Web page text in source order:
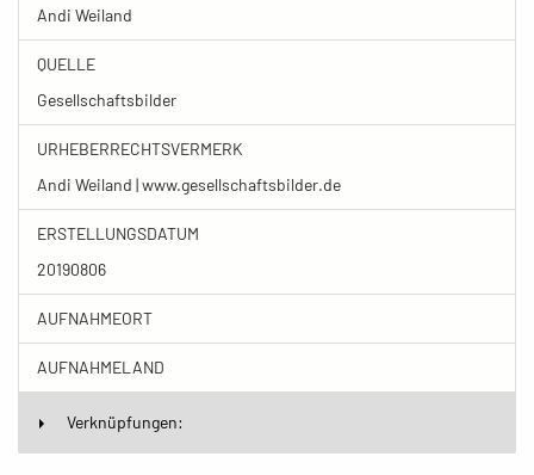
Andi Weiland
QUELLE
Gesellschaftsbilder
URHEBERRECHTSVERMERK
Andi Weiland | www.gesellschaftsbilder.de
ERSTELLUNGSDATUM
20190806
AUFNAHMEORT
AUFNAHMELAND
Verknüpfungen: